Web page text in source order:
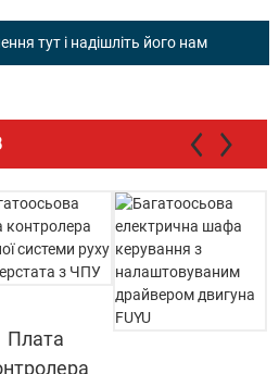
тут і надішліть його нам
Плата